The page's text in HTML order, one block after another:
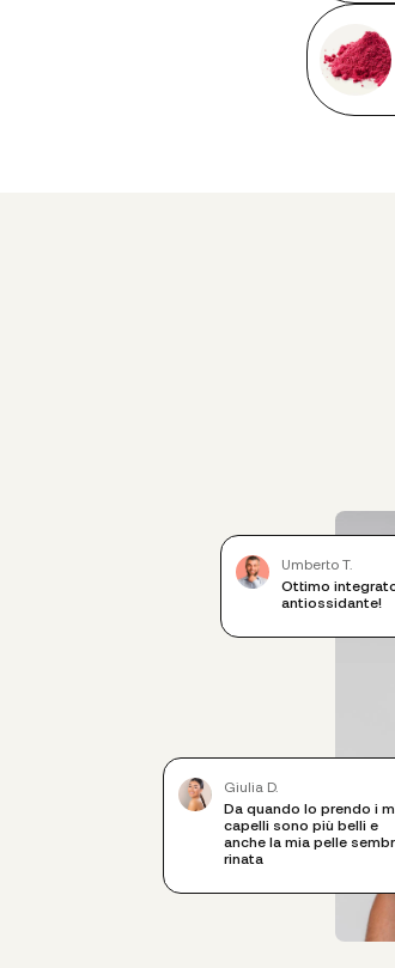
Umberto T.
Ottimo
antiossidante!
Giulia D.
Da quando lo prendo i
capelli sono più belli e
anche la mia pelle
rinata